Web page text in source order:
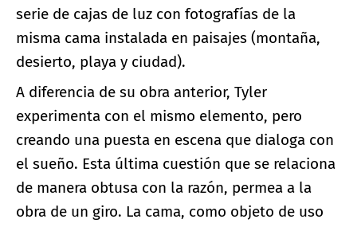
serie de cajas de luz con fotografías de la
misma cama instalada en paisajes (montaña,
desierto, playa y ciudad).
A diferencia de su obra anterior, Tyler
experimenta con el mismo elemento, pero
creando una puesta en escena que dialoga con
el sueño. Esta última cuestión que se relaciona
de manera obtusa con la razón, permea a la
obra de un giro. La cama, como objeto de uso